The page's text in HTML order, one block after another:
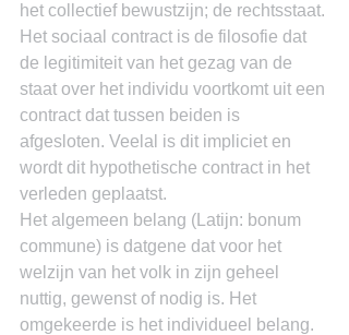
het collectief bewustzijn; de rechtsstaat.
Het sociaal contract is de filosofie dat
de legitimiteit van het gezag van de
staat over het individu voortkomt uit een
contract dat tussen beiden is
afgesloten. Veelal is dit impliciet en
wordt dit hypothetische contract in het
verleden geplaatst.
Het algemeen belang (Latijn: bonum
commune) is datgene dat voor het
welzijn van het volk in zijn geheel
nuttig, gewenst of nodig is. Het
omgekeerde is het individueel belang.